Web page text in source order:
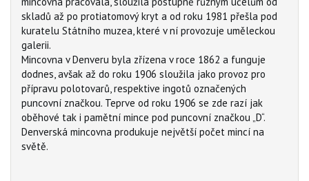
skladů až po protiatomový kryt a od roku 1981 přešla pod
kuratelu Státního muzea, které v ní provozuje uměleckou
galerii.
Mincovna v Denveru byla zřízena v roce 1862 a funguje
dodnes, avšak až do roku 1906 sloužila jako provoz pro
přípravu polotovarů, respektive ingotů označených
puncovní značkou. Teprve od roku 1906 se zde razí jak
oběhové tak i pamětní mince pod puncovní značkou „D“.
Denverská mincovna produkuje největší počet mincí na
světě.